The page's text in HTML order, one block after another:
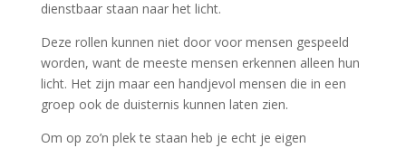
dienstbaar staan naar het licht.
Deze rollen kunnen niet door voor mensen gespeeld
worden, want de meeste mensen erkennen alleen hun
licht. Het zijn maar een handjevol mensen die in een
groep ook de duisternis kunnen laten zien.
Om op zo’n plek te staan heb je echt je eigen